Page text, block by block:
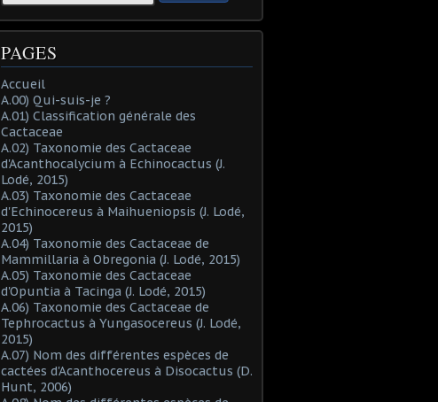
PAGES
Accueil
A.00) Qui-suis-je ?
A.01) Classification générale des
Cactaceae
A.02) Taxonomie des Cactaceae
d'Acanthocalycium à Echinocactus (J.
Lodé, 2015)
A.03) Taxonomie des Cactaceae
d'Echinocereus à Maihueniopsis (J. Lodé,
2015)
A.04) Taxonomie des Cactaceae de
Mammillaria à Obregonia (J. Lodé, 2015)
A.05) Taxonomie des Cactaceae
d'Opuntia à Tacinga (J. Lodé, 2015)
A.06) Taxonomie des Cactaceae de
Tephrocactus à Yungasocereus (J. Lodé,
2015)
A.07) Nom des différentes espèces de
cactées d'Acanthocereus à Disocactus (D.
Hunt, 2006)